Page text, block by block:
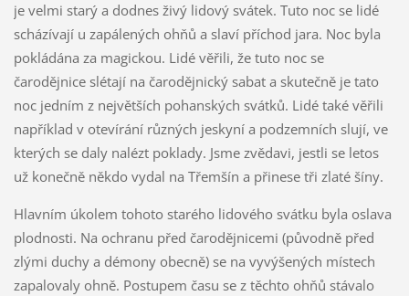
je velmi starý a dodnes živý lidový svátek. Tuto noc se lidé
scházívají u zapálených ohňů a slaví příchod jara. Noc byla
pokládána za magickou. Lidé věřili, že tuto noc se
čarodějnice slétají na čarodějnický sabat a skutečně je tato
noc jedním z největších pohanských svátků. Lidé také věřili
například v otevírání různých jeskyní a podzemních slují, ve
kterých se daly nalézt poklady. Jsme zvědavi, jestli se letos
už konečně někdo vydal na Třemšín a přinese tři zlaté šíny.
Hlavním úkolem tohoto starého lidového svátku byla oslava
plodnosti. Na ochranu před čarodějnicemi (původně před
zlými duchy a démony obecně) se na vyvýšených místech
zapalovaly ohně. Postupem času se z těchto ohňů stávalo